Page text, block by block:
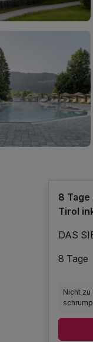
8
Tirol
DAS
8 Tage
Nicht zu